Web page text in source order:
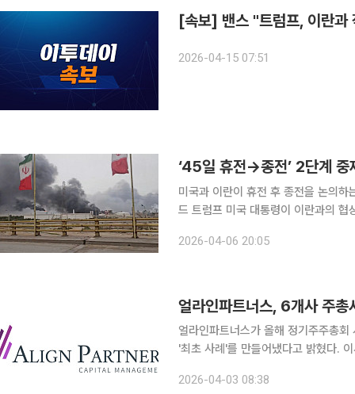
[속보] 밴스 "트럼프, 이란과
2026-04-15 07:51
미국과 이란이 휴전 후 종전을 논의하
드 트럼프 미국 대통령이 이란과의
한 중재국들은 양측의 적대 행위를 중
2026-04-06 20:05
얼라인파트너스, 6개사 주
얼라인파트너스가 올해 정기주주총
'최초 사례'를 만들어냈다고 밝혔다.
스는 DB손해보험, 가비아, 솔루엠, 코
2026-04-03 08:38